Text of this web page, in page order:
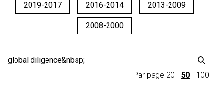
2019-2017 2016-2014 2013-2009
2008-2000
Par page 20 - 50 - 100